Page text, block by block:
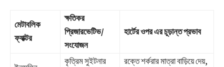
মেটাবলিক
ফ্যাক্টর
ক্ষতিকর
প্রিজারভেটিভ/
সংযোজন
হার্টের ওপর এর চূড়ান্ত প্রভাব
কৃত্রিম সুইটনার
রক্তে শর্করার মাত্রা বাড়িয়ে দেয়,